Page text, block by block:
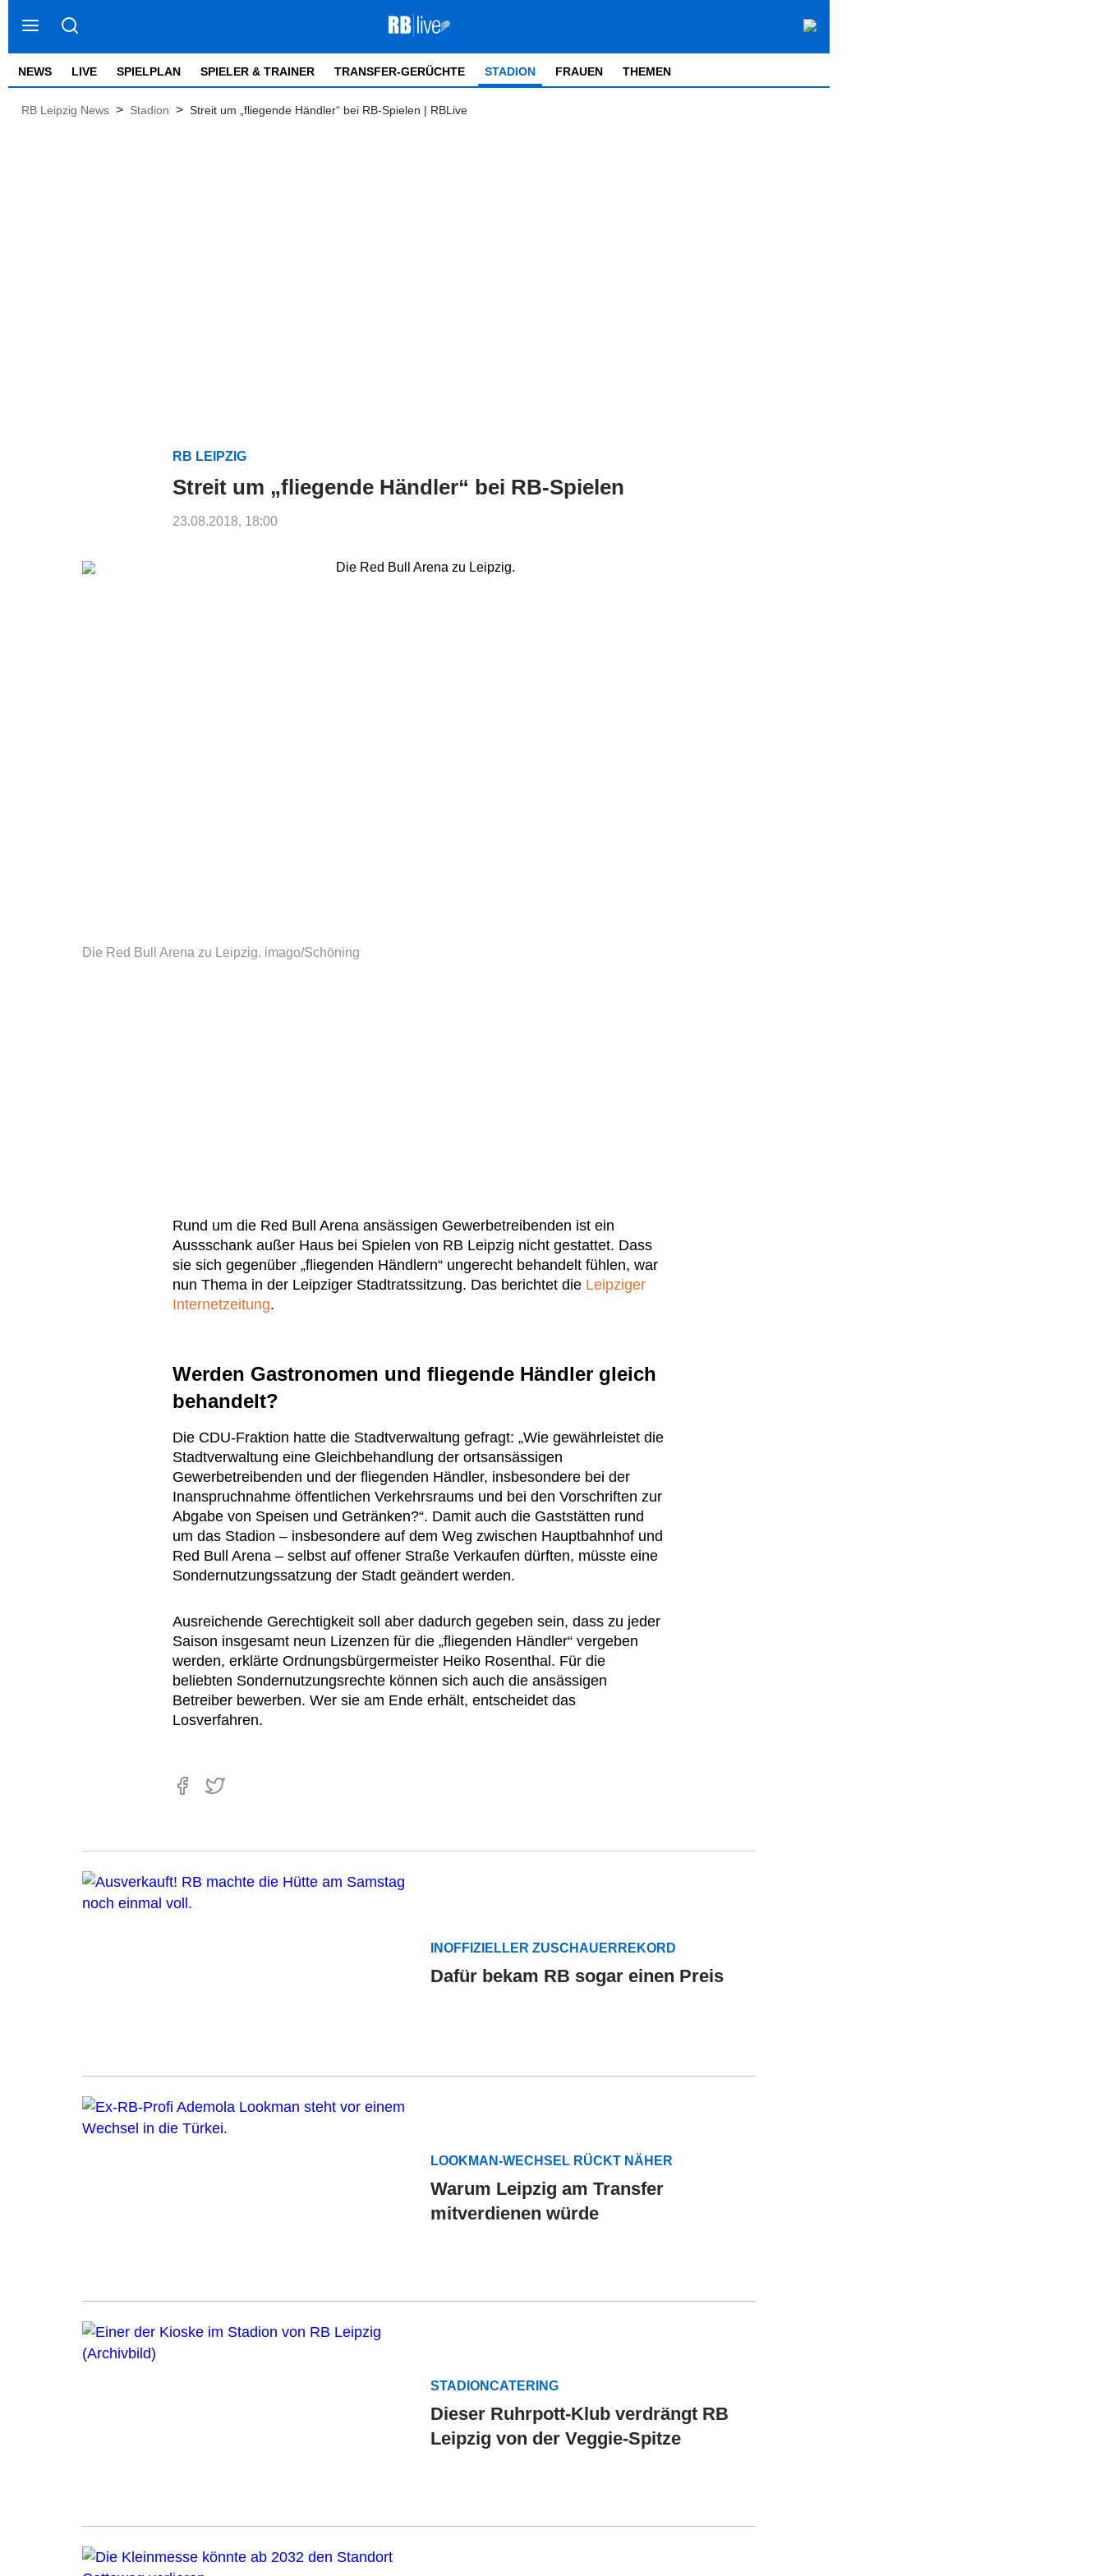
NEWS LIVE SPIELPLAN SPIELER & TRAINER TRANSFER-GERÜCHTE STADION FRAUEN THEMEN
RB Leipzig News > Stadion > Streit um „fliegende Händler“ bei RB-Spielen | RBLive
RB LEIPZIG
Streit um „fliegende Händler“ bei RB-Spielen
23.08.2018, 18:00
Die Red Bull Arena zu Leipzig. imago/Schöning
Rund um die Red Bull Arena ansässigen Gewerbetreibenden ist ein
Aussschank außer Haus bei Spielen von RB Leipzig nicht gestattet. Dass
sie sich gegenüber „fliegenden Händlern“ ungerecht behandelt fühlen, war
nun Thema in der Leipziger Stadtratssitzung. Das berichtet die Leipziger
Internetzeitung.
Werden Gastronomen und fliegende Händler gleich
behandelt?
Die CDU-Fraktion hatte die Stadtverwaltung gefragt: „Wie gewährleistet die
Stadtverwaltung eine Gleichbehandlung der ortsansässigen
Gewerbetreibenden und der fliegenden Händler, insbesondere bei der
Inanspruchnahme öffentlichen Verkehrsraums und bei den Vorschriften zur
Abgabe von Speisen und Getränken?“. Damit auch die Gaststätten rund
um das Stadion – insbesondere auf dem Weg zwischen Hauptbahnhof und
Red Bull Arena – selbst auf offener Straße Verkaufen dürften, müsste eine
Sondernutzungssatzung der Stadt geändert werden.
Ausreichende Gerechtigkeit soll aber dadurch gegeben sein, dass zu jeder
Saison insgesamt neun Lizenzen für die „fliegenden Händler“ vergeben
werden, erklärte Ordnungsbürgermeister Heiko Rosenthal. Für die
beliebten Sondernutzungsrechte können sich auch die ansässigen
Betreiber bewerben. Wer sie am Ende erhält, entscheidet das
Losverfahren.
INOFFIZIELLER ZUSCHAUERREKORD
Dafür bekam RB sogar einen Preis
LOOKMAN-WECHSEL RÜCKT NÄHER
Warum Leipzig am Transfer
mitverdienen würde
STADIONCATERING
Dieser Ruhrpott-Klub verdrängt RB
Leipzig von der Veggie-Spitze